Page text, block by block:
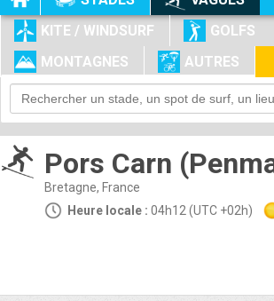
KITE / WINDSURF
GOLFS
MONTAGNES
AUTRES
Pors Carn
Bretagne, France
Heure locale : 04h12 (UTC +02h)